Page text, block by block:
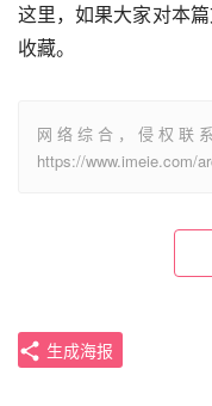
这里，如果大家对本
收藏。
网络综合，侵权联
https://www.imeie.com/
生成海报